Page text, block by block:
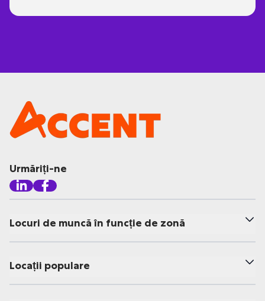
Urmăriți-ne
Locuri de muncă în funcție de zonă
Locații populare